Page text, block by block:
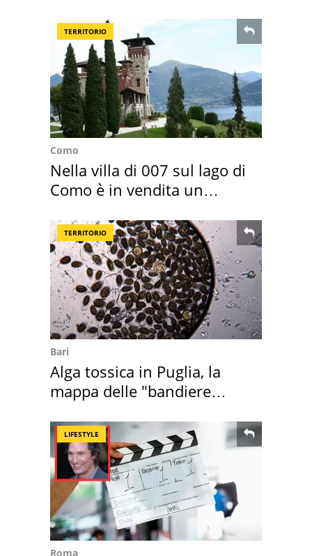
TERRITORIO
Como
Nella villa di 007 sul lago di
Como è in vendita un
TERRITORIO
Bari
Alga tossica in Puglia, la
mappa delle "bandiere
LIFESTYLE
Roma